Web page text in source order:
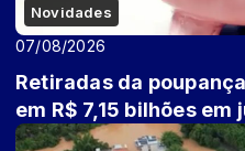
Novidades
07/08/2026
Retiradas da
em R$ 7,15 bilhões em